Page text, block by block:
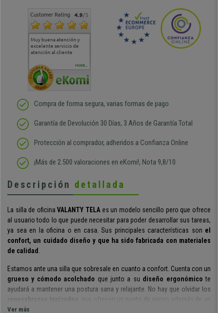
Customer Rating 4.9/5
Muy buena atención y
excelente servicio de
atención al cliente
Muy buena atención de
cara al asesoramiento
Si estoy contento
MORE...
Compra de forma segura, varias formas de pago
Garantía de Devolución 30 Días, 3 Años de Garantía Total
Protección al comprador, adheridos a Confianza Online
¡Más de 2.500 valoraciones en eKomi!, Nota 9,8/10
Descripción detallada
La silla de oficinaVALANTY TELAes un modelo sencillo pero que ofrece
al usuario todo lo que puede necesitar para poder desarrollar sus tareas,
ya sea en la oficina o en casa. Sus principales características son el
confort, un cuidado diseño y que ha sido fabricada con materiales
de calidad
Estamos ante una silla que sobresale en cuanto a confort. Cuenta con un
grueso y cómodo acolchado que junto a su diseño ergonómicote
ayudará a mantener una postura sana y relajante . No hay que olvidar los
reposabrazos tapizados
, que ofrecen un punto de apoyo además de un
interesante toque estético.
Ver más